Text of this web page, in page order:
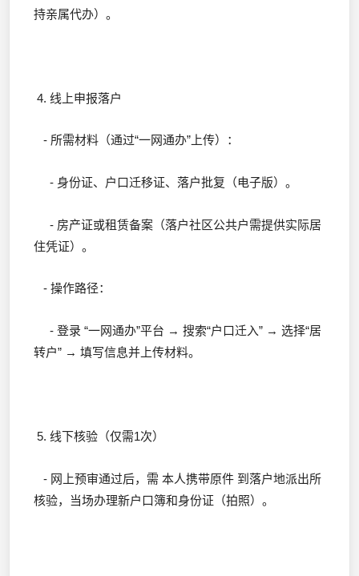
持亲属代办）。
4. 线上申报落户
- 所需材料（通过“一网通办”上传）：
- 身份证、户口迁移证、落户批复（电子版）。
- 房产证或租赁备案（落户社区公共户需提供实际居
住凭证）。
- 操作路径：
- 登录 “一网通办”平台 → 搜索“户口迁入” → 选择“居
转户” → 填写信息并上传材料。
5. 线下核验（仅需1次）
- 网上预审通过后，需 本人携带原件 到落户地派出所
核验，当场办理新户口簿和身份证（拍照）。